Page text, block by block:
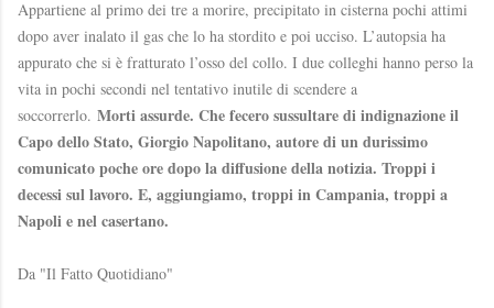
Appartiene al primo dei tre a morire, precipitato in cisterna pochi attimi
dopo aver inalato il gas che lo ha stordito e poi ucciso. L’autopsia ha
appurato che si è fratturato l’osso del collo. I due colleghi hanno perso la
vita in pochi secondi nel tentativo inutile di scendere a
soccorrerlo. Morti assurde. Che fecero sussultare di indignazione il
Capo dello Stato, Giorgio Napolitano, autore di un durissimo
comunicato poche ore dopo la diffusione della notizia. Troppi i
decessi sul lavoro. E, aggiungiamo, troppi in Campania, troppi a
Napoli e nel casertano.
Da "Il Fatto Quotidiano"